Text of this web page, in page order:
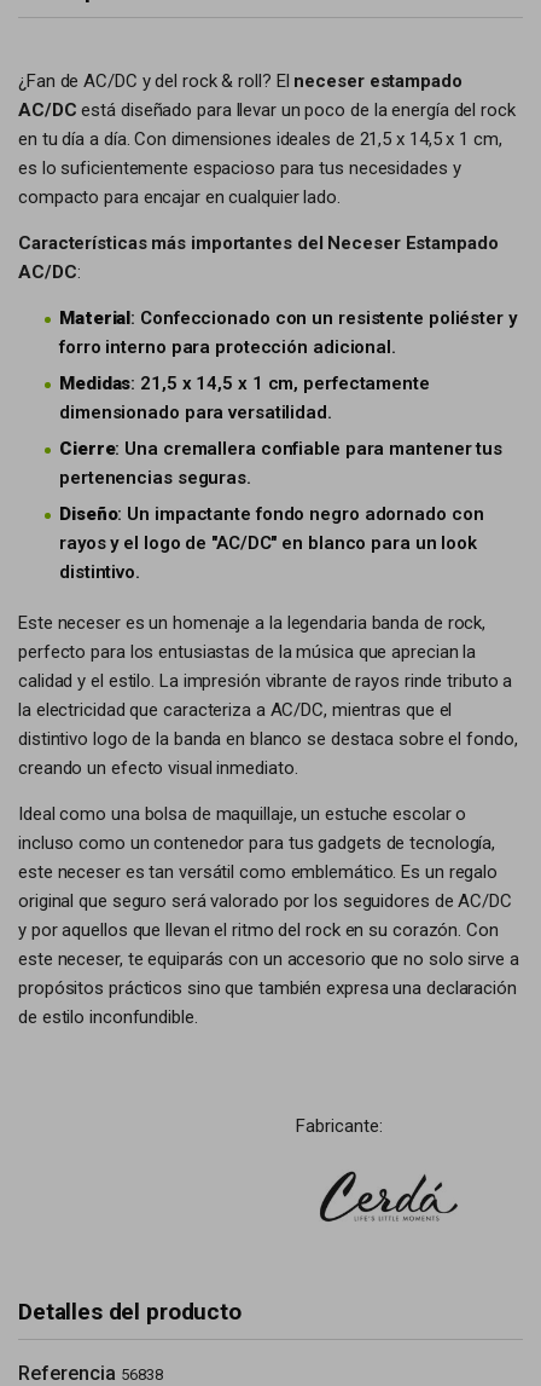
¿Fan de AC/DC y del rock & roll? El neceser estampado
AC/DC está diseñado para llevar un poco de la energía del rock
en tu día a día. Con dimensiones ideales de 21,5 x 14,5 x 1 cm,
es lo suficientemente espacioso para tus necesidades y
compacto para encajar en cualquier lado.
Características más importantes del Neceser Estampado
AC/DC:
Material: Confeccionado con un resistente poliéster y
forro interno para protección adicional.
Medidas: 21,5 x 14,5 x 1 cm, perfectamente
dimensionado para versatilidad.
Cierre: Una cremallera confiable para mantener tus
pertenencias seguras.
Diseño: Un impactante fondo negro adornado con
rayos y el logo de "AC/DC" en blanco para un look
distintivo.
Este neceser es un homenaje a la legendaria banda de rock,
perfecto para los entusiastas de la música que aprecian la
calidad y el estilo. La impresión vibrante de rayos rinde tributo a
la electricidad que caracteriza a AC/DC, mientras que el
distintivo logo de la banda en blanco se destaca sobre el fondo,
creando un efecto visual inmediato.
Ideal como una bolsa de maquillaje, un estuche escolar o
incluso como un contenedor para tus gadgets de tecnología,
este neceser es tan versátil como emblemático. Es un regalo
original que seguro será valorado por los seguidores de AC/DC
y por aquellos que llevan el ritmo del rock en su corazón. Con
este neceser, te equiparás con un accesorio que no solo sirve a
propósitos prácticos sino que también expresa una declaración
de estilo inconfundible.
Fabricante:
Detalles del producto
Referencia 56838